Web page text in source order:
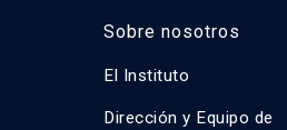
Sobre nosotros
El Instituto
Dirección y Equipo de